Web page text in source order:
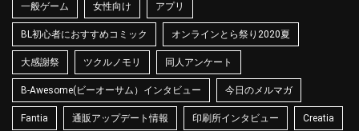
一般ゲーム 女性向け アプリ
BL初心者におすすめコミック オンラインとら祭り2020夏
大感謝祭 ツクルノモリ 同人アンケート
B-Awesome(ビーオーサム）インタビュー 今日のメルマガ
Fantia 通販アップデート情報 印刷所インタビュー Creatia